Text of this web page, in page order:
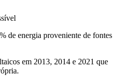
de energia proveniente de fontes
em 2013, 2014 e 2021 que